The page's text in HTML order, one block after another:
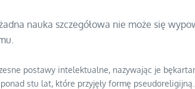
nauka szczegółowa nie może się
postawy intelektualne, nazywając je
stu lat, które przyjęły formę